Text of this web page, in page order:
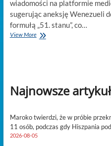
wiadomości na platformie
sugerując aneksję Wenezueli
formułą „51. stanu”, co…
View MoreTrolling
wystawia
na
otwarcie
naftowe
Caracas
Najnowsze
Maroko twierdzi, że w próbie
11 osób, podczas gdy Hiszpania
2026-08-05